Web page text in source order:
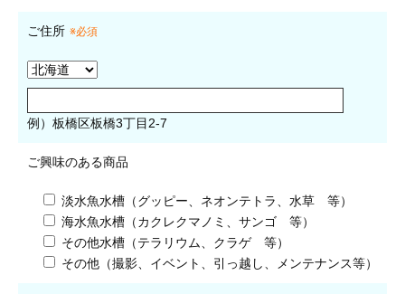
ご住所 ※必須
例）板橋区板橋3丁目2-7
ご興味のある商品
淡水魚水槽（グッピー、ネオンテトラ、水草 等）
海水魚水槽（カクレクマノミ、サンゴ 等）
その他水槽（テラリウム、クラゲ 等）
その他（撮影、イベント、引っ越し、メンテナンス等）